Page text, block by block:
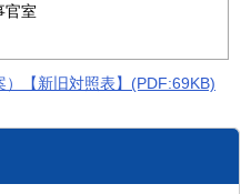
官室
）【新旧対照表】(PDF:69KB)